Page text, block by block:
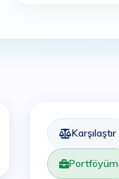
Karşılaştır
Portföyüm